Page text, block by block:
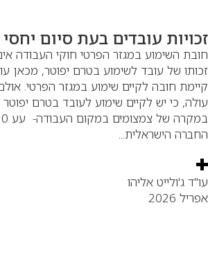
עובדים בעת סיום יחסי
השימוע במגזר הפרטי חוקי העבודה
של עובד לשימוע בטרם יפוטר, מכאן
חובה לקיים שימוע במגזר הפרטי.
כי יש לקיים שימוע לעובד בטרם יפוטר
הישראלית...
ג'ולייט אליהו
2026